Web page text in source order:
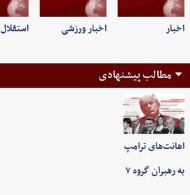
اخبار اخبار ورزشی استقلال
مطالب پیشنهادی
اهانت‌های ترامپ
به رهبران گروه ۷